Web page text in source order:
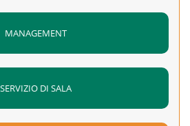
MANAGEMENT
SERVIZIO DI SALA